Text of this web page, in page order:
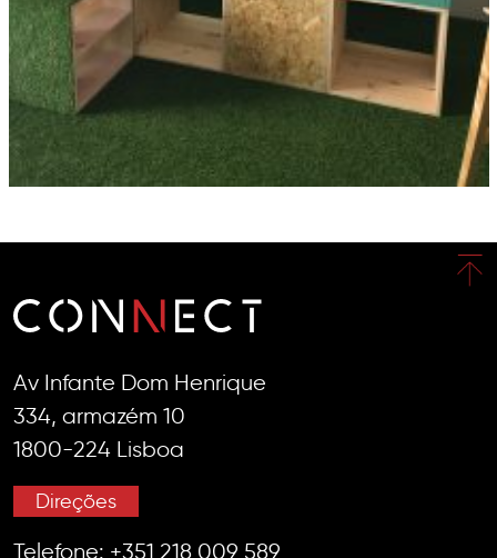
Av Infante Dom Henrique
334, armazém 10
1800-224 Lisboa
Direções
Telefone: +351 218 009 589